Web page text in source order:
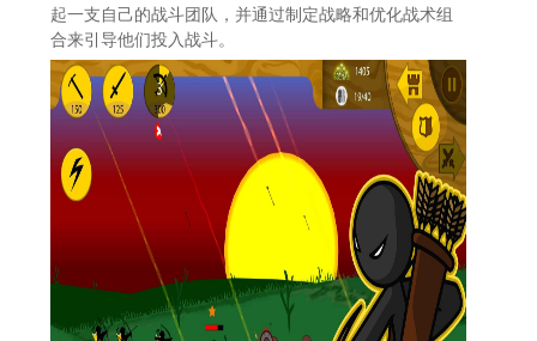
起一支自己的战斗团队，并通过制定战略和优化战术组
合来引导他们投入战斗。